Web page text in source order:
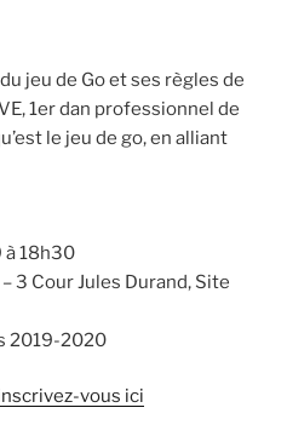
jeu de Go et ses règles de
1er dan professionnel de
le jeu de go, en alliant
à 18h30
3 Cour Jules Durand, Site
2019-2020
vous ici